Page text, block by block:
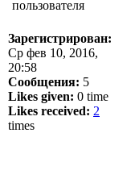
Зарегистрирован:
Ср фев 10, 2016,
20:58
Сообщения: 5
Likes given: 0 time
Likes received: 2
times